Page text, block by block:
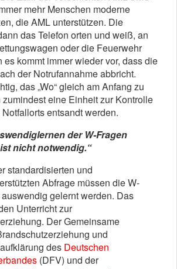
mehr Menschen moderne
die AML unterstützen. Die
das Telefon orten und weiß, an
oder die Feuerwehr
es kommt immer wieder vor, dass die
der Notrufannahme abbricht.
das „Wo“ gleich am Anfang zu
eine Einheit zur Kontrolle
entsandt werden.
der W-Fragen
ist nicht notwendig.“
standardisierten und
Abfrage müssen die W-
gelernt werden. Das
Unterricht zur
Der Gemeinsame
und
des Deutschen
(DFV) und der